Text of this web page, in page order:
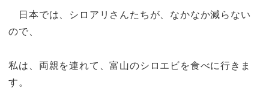
日本では、シロアリさんたちが、なかなか減らない
ので、
私は、両親を連れて、富山のシロエビを食べに行きま
す。